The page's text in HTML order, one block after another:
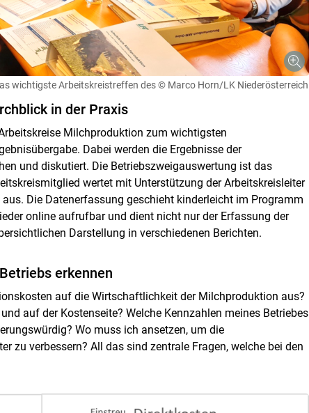
Skip to main content
wichtigste Arbeitskreistreffen des © Marco Horn/LK Niederösterreich
in der Praxis
Milchproduktion zum wichtigsten
Dabei werden die Ergebnisse der
und diskutiert. Die Betriebszweigauswertung ist das
wertet mit Unterstützung der Arbeitskreisleiter
Die Datenerfassung geschieht kinderleicht im Programm
online aufrufbar und dient nicht nur der Erfassung der
Darstellung in verschiedenen Berichten.
erkennen
auf die Wirtschaftlichkeit der Milchproduktion aus?
auf der Kostenseite? Welche Kennzahlen meines Betriebes
Wo muss ich ansetzen, um die
zu verbessern? All das sind zentrale Fragen, welche bei den